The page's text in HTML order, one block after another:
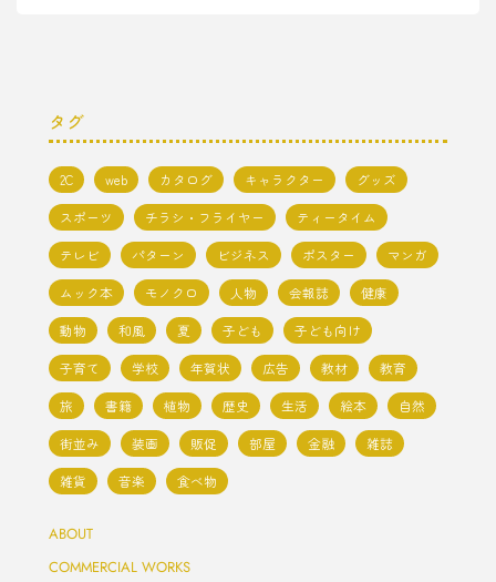
タグ
2C web カタログ キャラクター
グッズ
スポーツ
チラシ・フライヤー
ティータイム
テレビ
パターン ビジネス ポスター
マンガ
ムック本
モノクロ 人物 会報誌
健康
動物
和風 夏 子ども
子ども向け
子育て
学校 年賀状 広告 教材
教育
旅
書籍 植物 歴史 生活 絵本
自然
街並み
装画 販促 部屋 金融
雑誌
雑貨
音楽 食べ物
ABOUT
COMMERCIAL WORKS